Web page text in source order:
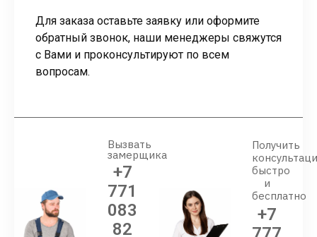
Для заказа оставьте заявку или оформите
обратный звонок, наши менеджеры свяжутся
с Вами и проконсультируют по всем
вопросам.
Вызвать
замерщика
+7
771
083
82
Получить
быстро
и
бесплатно
+7